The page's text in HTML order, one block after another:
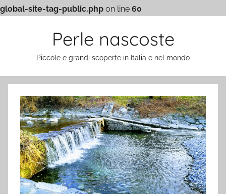
global-site-tag-public.php on line 60
Perle nascoste
Piccole e grandi scoperte in Italia e nel mondo